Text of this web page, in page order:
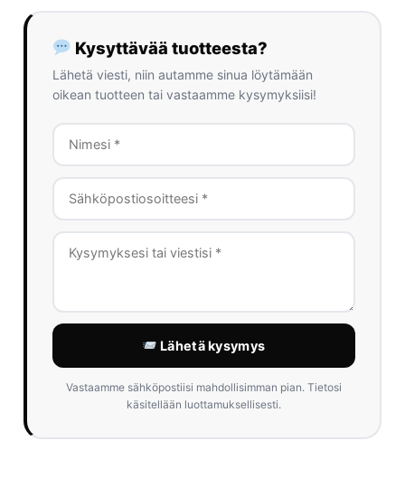
Kysyttävää tuotteesta?
Lähetä viesti, niin autamme sinua löytämään
oikean tuotteen tai vastaamme kysymyksiisi!
Lähetä kysymys
Vastaamme sähköpostiisi mahdollisimman pian. Tietosi
käsitellään luottamuksellisesti.